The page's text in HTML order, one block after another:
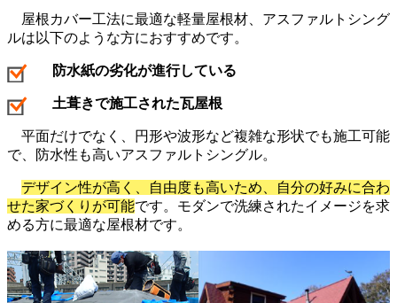
屋根カバー工法に最適な軽量屋根材、アスファルトシング
ルは以下のような方におすすめです。
防水紙の劣化が進行している
土葺きで施工された瓦屋根
平面だけでなく、円形や波形など複雑な形状でも施工可能
で、防水性も高いアスファルトシングル。
デザイン性が高く、自由度も高いため、自分の好みに合わ
せた家づくりが可能です。モダンで洗練されたイメージを求
める方に最適な屋根材です。